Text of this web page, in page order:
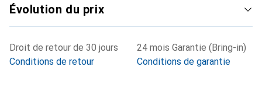
Évolution du prix
Droit de retour de 30 jours
Conditions de retour
24 mois Garantie (Bring-in)
Conditions de garantie